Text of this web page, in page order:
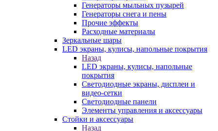
Генераторы мыльных пузырей
Генераторы снега и пены
Прочие эффекты
Расходные материалы
Зеркальные шары
LED экраны, кулисы, напольные покрытия
Назад
LED экраны, кулисы, напольные
покрытия
Светодиодные экраны, дисплеи и
видео-сетки
Светодиодные панели
Элементы управления и аксессуары
Стойки и аксессуары
Назад